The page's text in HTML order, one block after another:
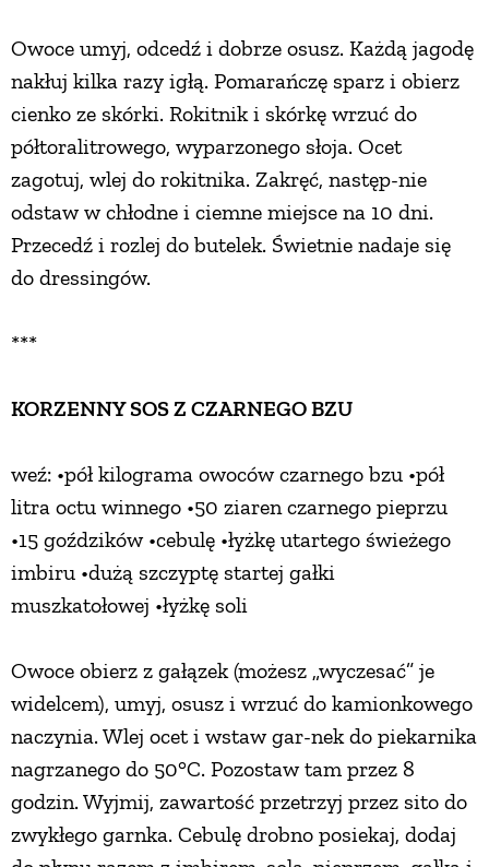
Owoce umyj, odcedź i dobrze osusz. Każdą jagodę
nakłuj kilka razy igłą. Pomarańczę sparz i obierz
cienko ze skórki. Rokitnik i skórkę wrzuć do
półtoralitrowego, wyparzonego słoja. Ocet
zagotuj, wlej do rokitnika. Zakręć, następ-nie
odstaw w chłodne i ciemne miejsce na 10 dni.
Przecedź i rozlej do butelek. Świetnie nadaje się
do dressingów.
***
KORZENNY SOS Z CZARNEGO BZU
weź: •pół kilograma owoców czarnego bzu •pół
litra octu winnego •50 ziaren czarnego pieprzu
•15 goździków •cebulę •łyżkę utartego świeżego
imbiru •dużą szczyptę startej gałki
muszkatołowej •łyżkę soli
Owoce obierz z gałązek (możesz „wyczesać” je
widelcem), umyj, osusz i wrzuć do kamionkowego
naczynia. Wlej ocet i wstaw gar-nek do piekarnika
nagrzanego do 50°C. Pozostaw tam przez 8
godzin. Wyjmij, zawartość przetrzyj przez sito do
zwykłego garnka. Cebulę drobno posiekaj, dodaj